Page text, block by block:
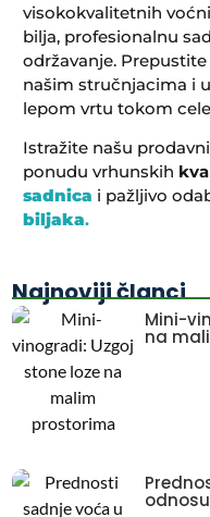
visokokvalitetnih
bilja, profesionalnu
održavanje.
našim stručnjacima i
lepom vrtu tokom
Istražite našu
ponudu vrhunskih
sadnica i pažljivo
biljaka.
Najnoviji članci
Mini-
na